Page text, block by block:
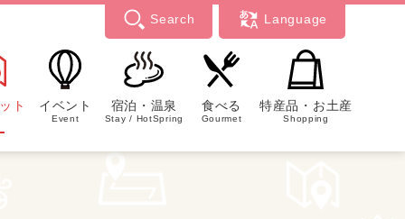
Search Language
ト イベント
Event
宿泊・温泉
Stay / HotSpring
食べる
Gourmet
特産品・お土産
Shopping